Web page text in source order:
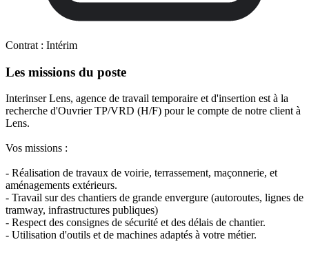
Contrat : Intérim
Les missions du poste
Interinser Lens, agence de travail temporaire et d'insertion est à la
recherche d'Ouvrier TP/VRD (H/F) pour le compte de notre client à
Lens.
Vos missions :
- Réalisation de travaux de voirie, terrassement, maçonnerie, et
aménagements extérieurs.
- Travail sur des chantiers de grande envergure (autoroutes, lignes de
tramway, infrastructures publiques)
- Respect des consignes de sécurité et des délais de chantier.
- Utilisation d'outils et de machines adaptés à votre métier.